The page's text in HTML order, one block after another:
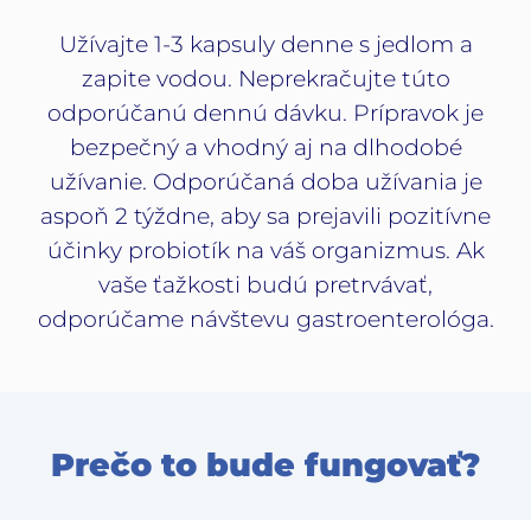
Užívajte 1-3 kapsuly denne s jedlom a
zapite vodou. Neprekračujte túto
odporúčanú dennú dávku. Prípravok je
bezpečný a vhodný aj na dlhodobé
užívanie. Odporúčaná doba užívania je
aspoň 2 týždne, aby sa prejavili pozitívne
účinky probiotík na váš organizmus. Ak
vaše ťažkosti budú pretrvávať,
odporúčame návštevu gastroenterológa.
Prečo to bude fungovať?